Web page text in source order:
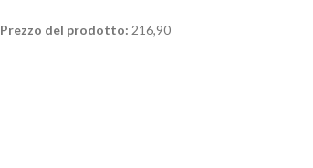
Prezzo del prodotto: 216,90